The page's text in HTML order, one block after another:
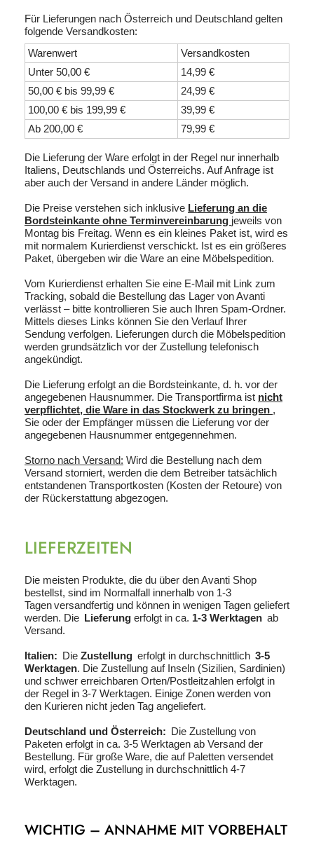
Für Lieferungen nach Österreich und Deutschland gelten
folgende Versandkosten:
Warenwert
Versandkosten
Unter 50,00 €
14,99 €
50,00 € bis 99,99 €
24,99 €
100,00 € bis 199,99 €
39,99 €
Ab 200,00 €
79,99 €
Die Lieferung der Ware erfolgt in der Regel nur innerhalb
Italiens, Deutschlands und Österreichs. Auf Anfrage ist
aber auch der Versand in andere Länder möglich.
Die Preise verstehen sich inklusive Lieferung an die
Bordsteinkante ohne Terminvereinbarung jeweils von
Montag bis Freitag. Wenn es ein kleines Paket ist, wird es
mit normalem Kurierdienst verschickt. Ist es ein größeres
Paket, übergeben wir die Ware an eine Möbelspedition.
Vom Kurierdienst erhalten Sie eine E-Mail mit Link zum
Tracking, sobald die Bestellung das Lager von Avanti
verlässt – bitte kontrollieren Sie auch Ihren Spam-Ordner.
Mittels dieses Links können Sie den Verlauf Ihrer
Sendung verfolgen. Lieferungen durch die Möbelspedition
werden grundsätzlich vor der Zustellung telefonisch
angekündigt.
Die Lieferung erfolgt an die Bordsteinkante, d. h. vor der
angegebenen Hausnummer. Die Transportfirma ist nicht
verpflichtet, die Ware in das Stockwerk zu bringen ,
Sie oder der Empfänger müssen die Lieferung vor der
angegebenen Hausnummer entgegennehmen.
Storno nach Versand: Wird die Bestellung nach dem
Versand storniert, werden die dem Betreiber tatsächlich
entstandenen Transportkosten (Kosten der Retoure) von
der Rückerstattung abgezogen.
LIEFERZEITEN
Die meisten Produkte, die du über den Avanti Shop
bestellst, sind im Normalfall innerhalb von 1-3
Tagen versandfertig und können in wenigen Tagen geliefert
werden. Die Lieferung erfolgt in ca. 1-3 Werktagen ab
Versand.
Italien: Die Zustellung erfolgt in durchschnittlich 3-5
Werktagen. Die Zustellung auf Inseln (Sizilien, Sardinien)
und schwer erreichbaren Orten/Postleitzahlen erfolgt in
der Regel in 3-7 Werktagen. Einige Zonen werden von
den Kurieren nicht jeden Tag angeliefert.
Deutschland und Österreich: Die Zustellung von
Paketen erfolgt in ca. 3-5 Werktagen ab Versand der
Bestellung. Für große Ware, die auf Paletten versendet
wird, erfolgt die Zustellung in durchschnittlich 4-7
Werktagen.
WICHTIG – ANNAHME MIT VORBEHALT